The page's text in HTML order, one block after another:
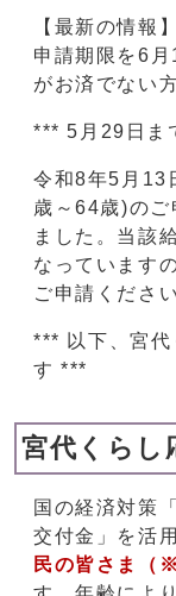
【最新の情報
申請期限を6
がお済でない
*** 5月29日ま
令和8年5月13
歳～64歳)のご
ました。当該
なっています
ご申請ください
*** 以下、宮代
す ***
宮代くらし
国の経済対策
交付金」を活
民の皆さま（